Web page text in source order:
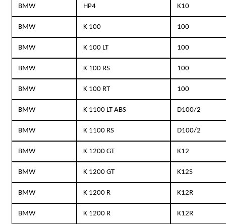
BMW HP4 K10
BMW K 100 100
BMW K 100 LT 100
BMW K 100 RS 100
BMW K 100 RT 100
BMW K 1100 LT ABS D100/2
BMW K 1100 RS D100/2
BMW K 1200 GT K12
BMW K 1200 GT K12S
BMW K 1200 R K12R
BMW K 1200 R K12R